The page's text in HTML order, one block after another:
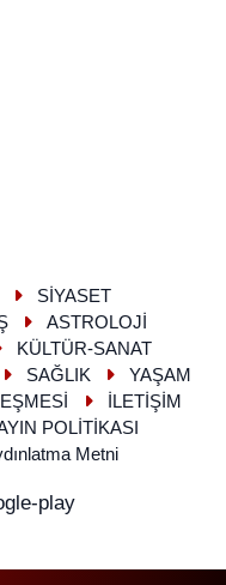
SİYASET
ASTROLOJİ
KÜLTÜR-SANAT
SAĞLIK
YAŞAM
İLETİŞİM
POLİTİKASI
Metni